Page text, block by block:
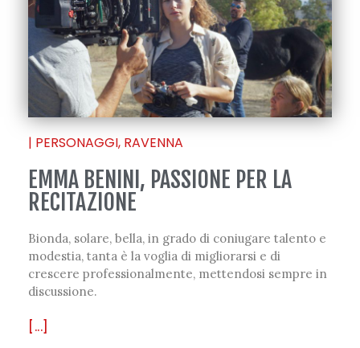
| PERSONAGGI, RAVENNA
EMMA BENINI, PASSIONE PER LA
RECITAZIONE
Bionda, solare, bella, in grado di coniugare talento e
modestia, tanta è la voglia di migliorarsi e di
crescere professionalmente, mettendosi sempre in
discussione.
[...]